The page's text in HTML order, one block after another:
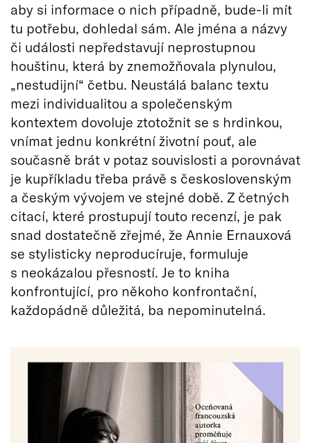
aby si informace o nich případně, bude-li mít
tu potřebu, dohledal sám. Ale jména a názvy
či události nepředstavují neprostupnou
houštinu, která by znemožňovala plynulou,
„nestudijní“ četbu. Neustálá balanc textu
mezi individualitou a společenským
kontextem dovoluje ztotožnit se s hrdinkou,
vnímat jednu konkrétní životní pouť, ale
současně brát v potaz souvislosti a porovnávat
je kupříkladu třeba právě s československým
a českým vývojem ve stejné době. Z četných
citací, které prostupují touto recenzí, je pak
snad dostatečně zřejmé, že Annie Ernauxová
se stylisticky neproducíruje, formuluje
s neokázalou přesností. Je to kniha
konfrontující, pro někoho konfrontační,
každopádně důležitá, ba nepominutelná.